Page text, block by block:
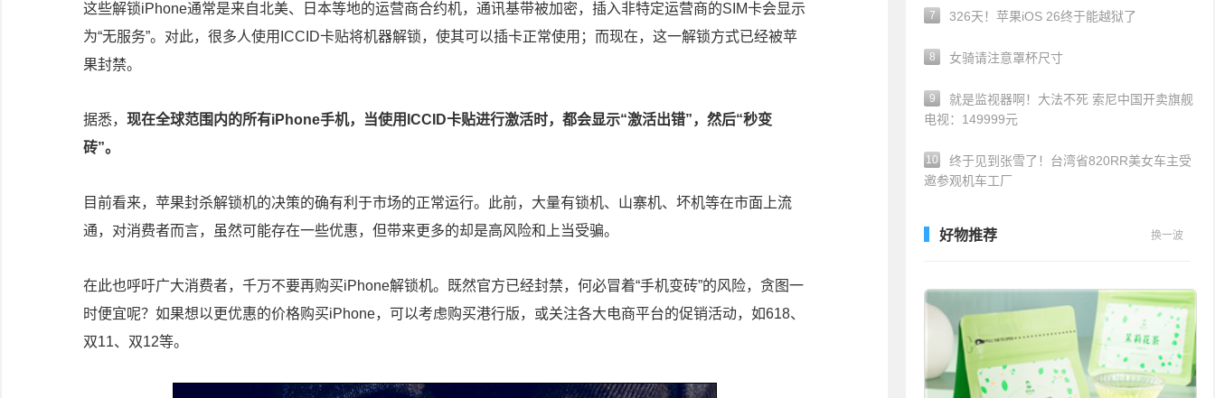
这些解锁iPhone通常是来自北美、日本等地的运营商合约机，通讯基带被加密，插入非特定运营商的SIM卡会显示
为“无服务”。对此，很多人使用ICCID卡贴将机器解锁，使其可以插卡正常使用；而现在，这一解锁方式已经被苹
果封禁。
据悉， 现在全球范围内的所有iPhone手机，当使用ICCID卡贴进行激活时，都会显示“激活出错”，然后“秒变
砖”。
目前看来，苹果封杀解锁机的决策的确有利于市场的正常运行。此前，大量有锁机、山寨机、坏机等在市面上流
通，对消费者而言，虽然可能存在一些优惠，但带来更多的却是高风险和上当受骗。
在此也呼吁广大消费者，千万不要再购买iPhone解锁机。既然官方已经封禁，何必冒着“手机变砖”的风险，贪图一
时便宜呢？如果想以更优惠的价格购买iPhone，可以考虑购买港行版，或关注各大电商平台的促销活动，如618、
双11、双12等。
7 326天！苹果iOS 26终于能越狱了
8 女骑请注意罩杯尺寸
9
就是监视器啊！大法不死 索尼中国开卖旗舰
电视：149999元
10
终于见到张雪了！台湾省820RR美女车主受
邀参观机车工厂
好物推荐 换一波